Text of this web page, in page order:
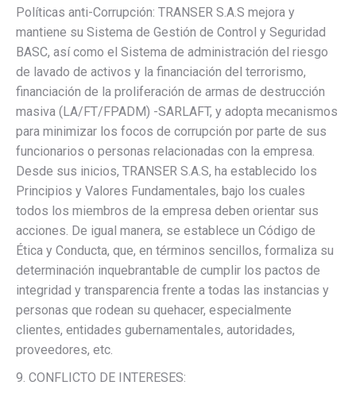
Políticas anti-Corrupción: TRANSER S.A.S mejora y
mantiene su Sistema de Gestión de Control y Seguridad
BASC, así como el Sistema de administración del riesgo
de lavado de activos y la financiación del terrorismo,
financiación de la proliferación de armas de destrucción
masiva (LA/FT/FPADM) -SARLAFT, y adopta mecanismos
para minimizar los focos de corrupción por parte de sus
funcionarios o personas relacionadas con la empresa.
Desde sus inicios, TRANSER S.A.S, ha establecido los
Principios y Valores Fundamentales, bajo los cuales
todos los miembros de la empresa deben orientar sus
acciones. De igual manera, se establece un Código de
Ética y Conducta, que, en términos sencillos, formaliza su
determinación inquebrantable de cumplir los pactos de
integridad y transparencia frente a todas las instancias y
personas que rodean su quehacer, especialmente
clientes, entidades gubernamentales, autoridades,
proveedores, etc.
9. CONFLICTO DE INTERESES: